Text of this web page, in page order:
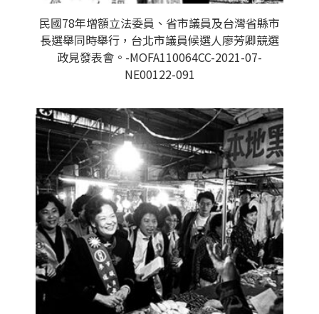
民國78年增額立法委員、省市議員及台灣省縣市
長選舉同時舉行，台北市議員候選人廖芳卿競選
政見發表會。-MOFA110064CC-2021-07-
NE00122-091